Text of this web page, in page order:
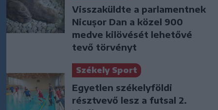
Visszaküldte a parlamentnek
Nicușor Dan a közel 900
medve kilövését lehetővé
tevő törvényt
Székely Sport
Egyetlen székelyföldi
résztvevő lesz a futsal 2.